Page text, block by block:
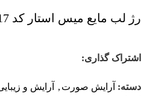
رژ لب مایع میس استار کد 17
اشتراک گذاری:
دسته: آرایش صورت , آرایش و